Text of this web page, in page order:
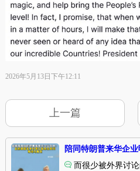
2026年5月13日下午12:11
上一篇
陪同特朗普来华企
未在其列
而很少被外界讨